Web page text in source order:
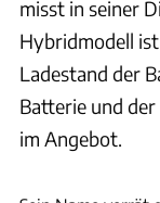
misst in seiner
Hybridmodell
Ladestand der
Batterie und
im Angebot.